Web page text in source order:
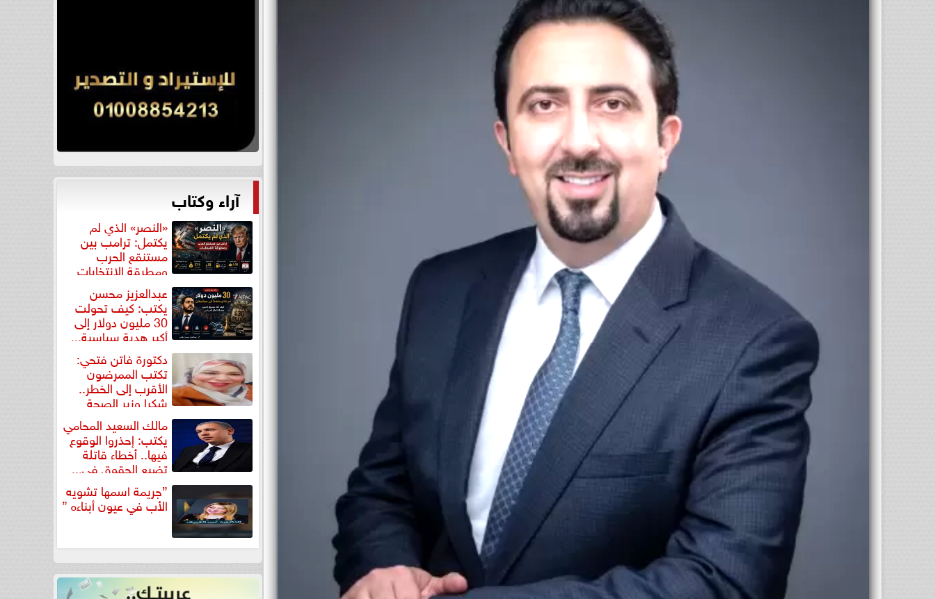
آراء وكتاب
«النصر» الذي لم
يكتمل: ترامب بين
مستنقع الحرب
ومطرقة الانتخابات
عبدالعزيز محسن
يكتب: كيف تحولت
30 مليون دولار إلى
أكبر هدية سياسية...
دكتورة فاتن فتحي:
تكتب الممرضون
الأقرب إلى الخطر..
شكرا وزير الصحة
لتكريم... مالك السعيد المحامي
يكتب: إحذروا الوقوع
فيها.. أخطاء قاتلة
تضيع الحقوق في...
”جريمة اسمها تشويه
الأب في عيون أبناءه ”